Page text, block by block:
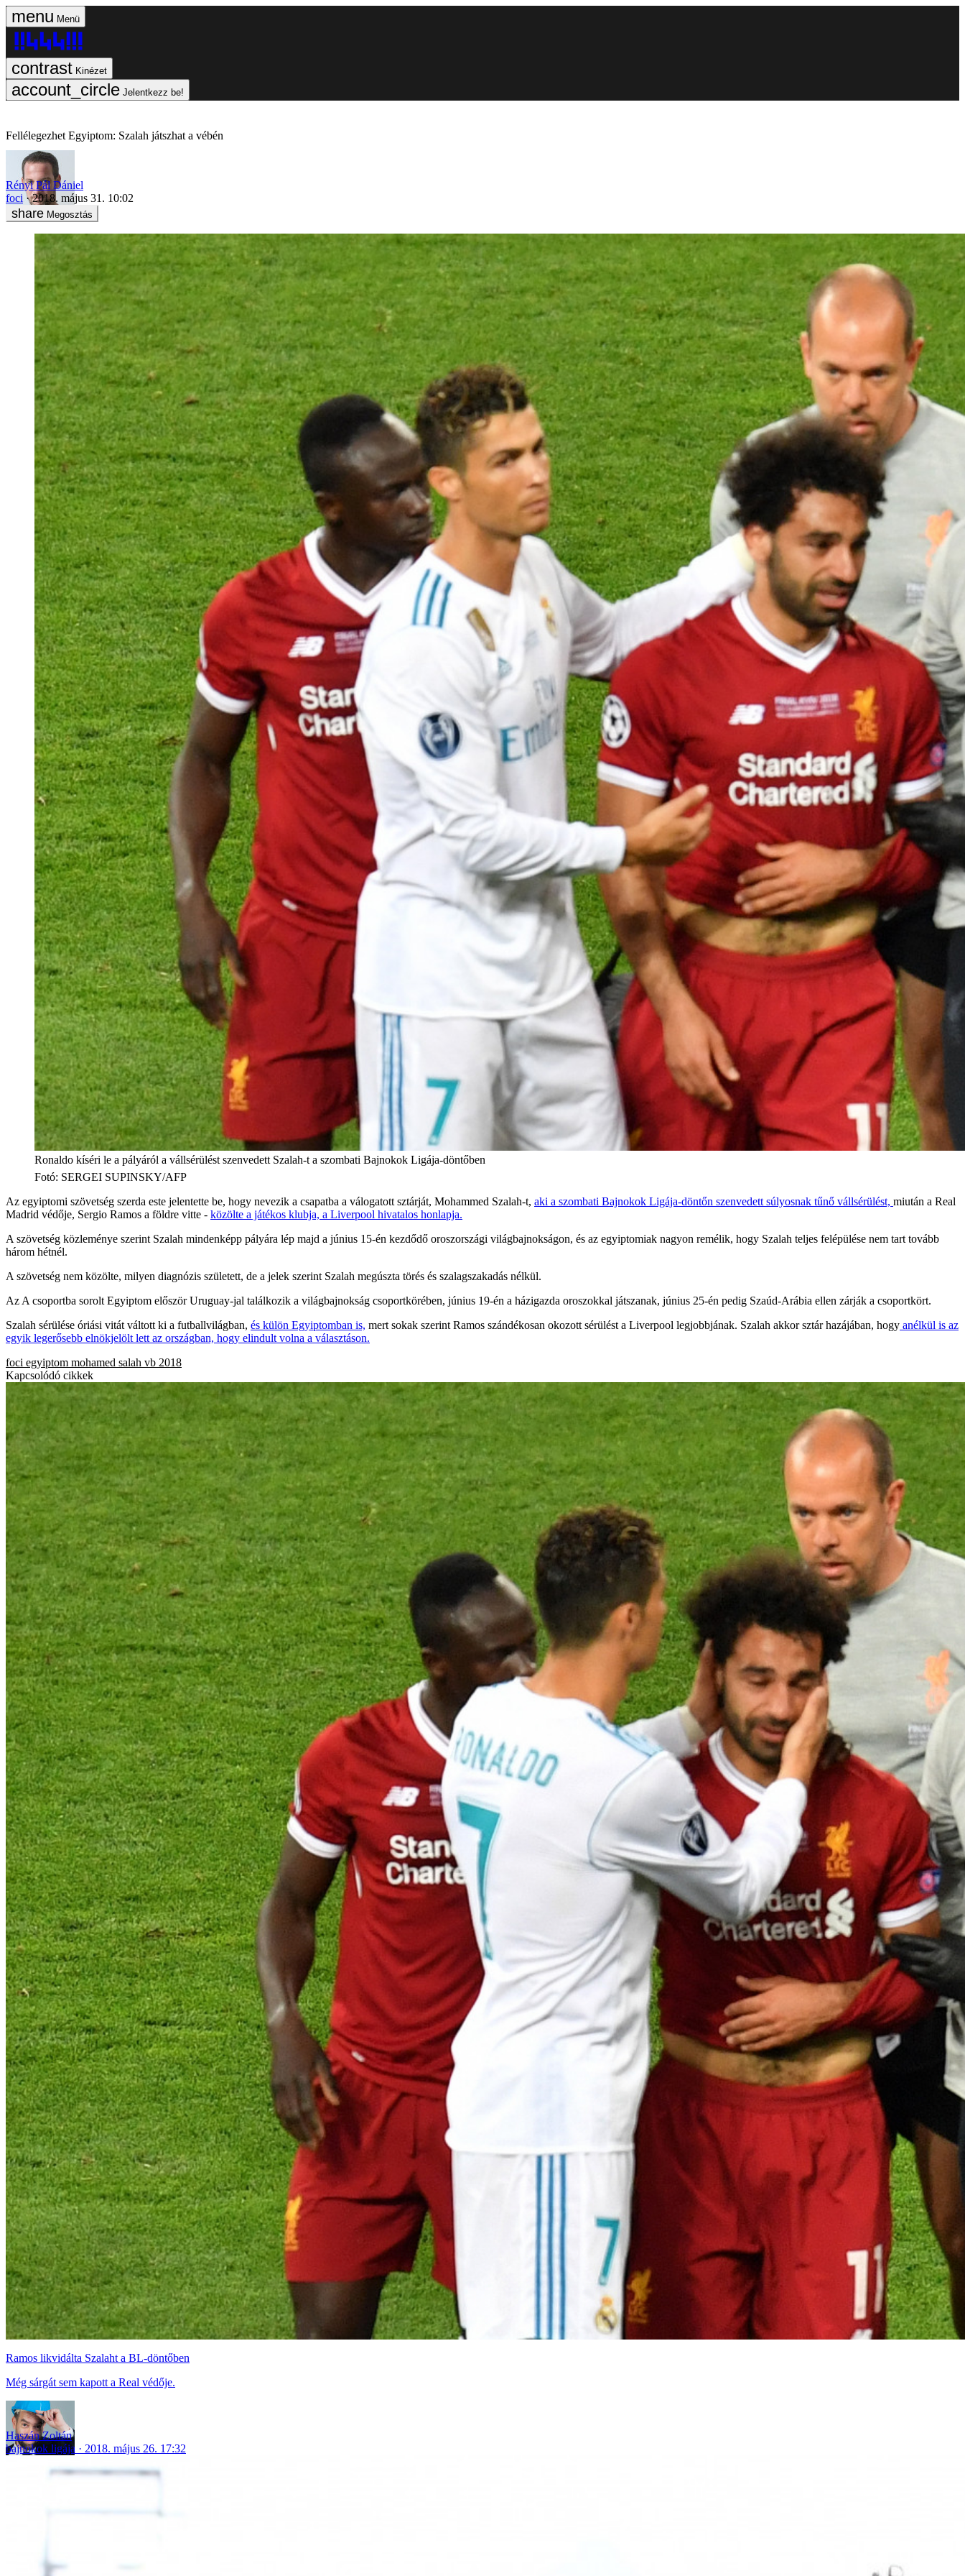
Menü
Kinézet
Jelentkezz be!
Fellélegezhet Egyiptom: Szalah játszhat a vébén
Rényi Pál Dániel
foci
2018. május 31. 10:02
Megosztás
Ronaldo kíséri le a pályáról a vállsérülést szenvedett Szalah-t a szombati Bajnokok Ligája-döntőben
Fotó: SERGEI SUPINSKY/AFP
Az egyiptomi szövetség szerda este jelentette be, hogy nevezik a csapatba a válogatott sztárját, Mohammed Szalah-t, aki a szombati Bajnokok Ligája-döntőn szenvedett súlyosnak tűnő vállsérülést, miután a Real
Madrid védője, Sergio Ramos a földre vitte - közölte a játékos klubja, a Liverpool hivatalos honlapja.
A szövetség közleménye szerint Szalah mindenképp pályára lép majd a június 15-én kezdődő oroszországi világbajnokságon, és az egyiptomiak nagyon remélik, hogy Szalah teljes felépülése nem tart tovább
három hétnél.
A szövetség nem közölte, milyen diagnózis született, de a jelek szerint Szalah megúszta törés és szalagszakadás nélkül.
Az A csoportba sorolt Egyiptom először Uruguay-jal találkozik a világbajnokság csoportkörében, június 19-én a házigazda oroszokkal játszanak, június 25-én pedig Szaúd-Arábia ellen zárják a csoportkört.
Szalah sérülése óriási vitát váltott ki a futballvilágban, és külön Egyiptomban is, mert sokak szerint Ramos szándékosan okozott sérülést a Liverpool legjobbjának. Szalah akkor sztár hazájában, hogy anélkül is az
egyik legerősebb elnökjelölt lett az országban, hogy elindult volna a választáson.
foci egyiptom mohamed salah vb 2018
Kapcsolódó cikkek
Ramos likvidálta Szalaht a BL-döntőben
Még sárgát sem kapott a Real védője.
Haszán Zoltán
bajnokok ligája
2018. május 26. 17:32